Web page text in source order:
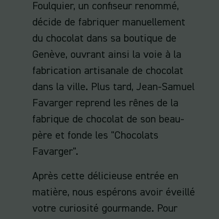
Foulquier, un confiseur renommé,
décide de fabriquer manuellement
du chocolat dans sa boutique de
Genève, ouvrant ainsi la voie à la
fabrication artisanale de chocolat
dans la ville. Plus tard, Jean-Samuel
Favarger reprend les rênes de la
fabrique de chocolat de son beau-
père et fonde les "Chocolats
Favarger".
Après cette délicieuse entrée en
matière, nous espérons avoir éveillé
votre curiosité gourmande. Pour